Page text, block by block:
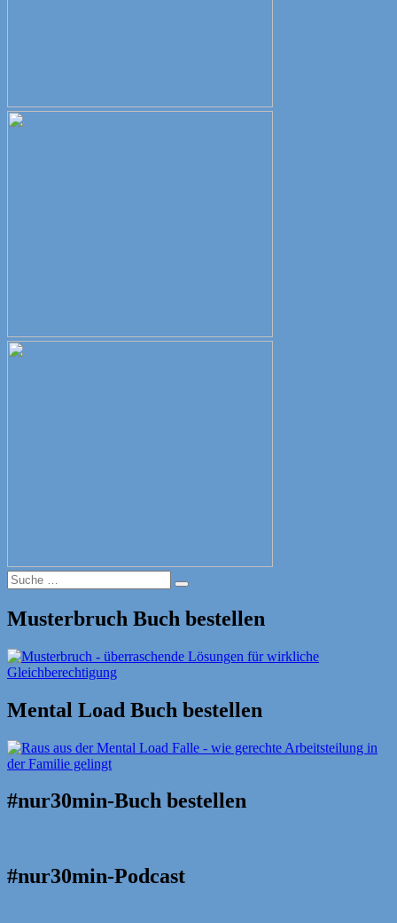
Suche
nach:
Suche
Musterbruch Buch bestellen
Mental Load Buch bestellen
#nur30min-Buch bestellen
#nur30min-Podcast